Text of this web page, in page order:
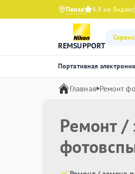
Пенза 4.9 на Яндекс
REMSUPPORT
Портативная
Главная Ремонт
Ремонт /